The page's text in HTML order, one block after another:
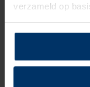
verzameld op